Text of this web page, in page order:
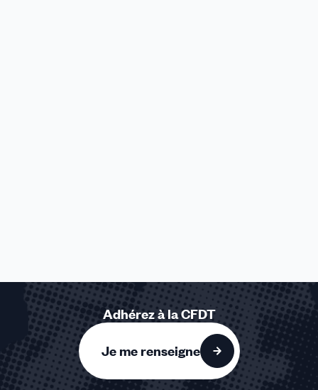
Adhérez à la CFDT
Je me renseigne